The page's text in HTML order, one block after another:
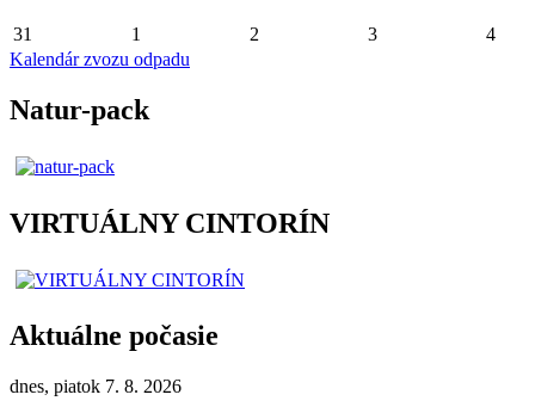
31 1 2 3
4
Kalendár zvozu odpadu
Natur-pack
VIRTUÁLNY CINTORÍN
Aktuálne počasie
dnes, piatok 7. 8. 2026